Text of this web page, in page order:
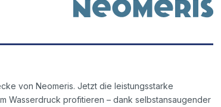
von Neomeris. Jetzt die leistungsstarke
Wasserdruck profitieren – dank selbstansaugender